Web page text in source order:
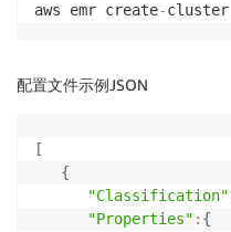
aws emr create-cluster
配置文件示例JSON
[
{
"Classification"
"Properties" : {